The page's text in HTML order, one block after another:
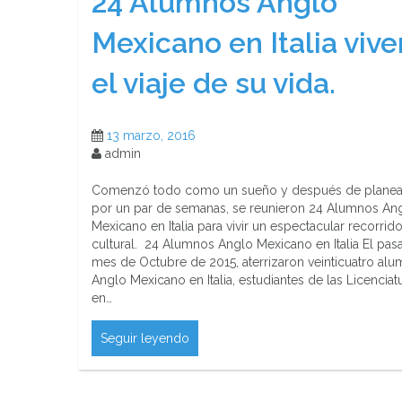
Mexicano en Italia
el viaje de su vida.
13 marzo, 2016
admin
Comenzó todo como un sueño y después de
por un par de semanas, se reunieron 24 Alumnos
Mexicano en Italia para vivir un espectacular recorrido
cultural. 24 Alumnos Anglo Mexicano en Italia El
mes de Octubre de 2015, aterrizaron veinticuatro
Anglo Mexicano en Italia, estudiantes de las
en…
Seguir leyendo